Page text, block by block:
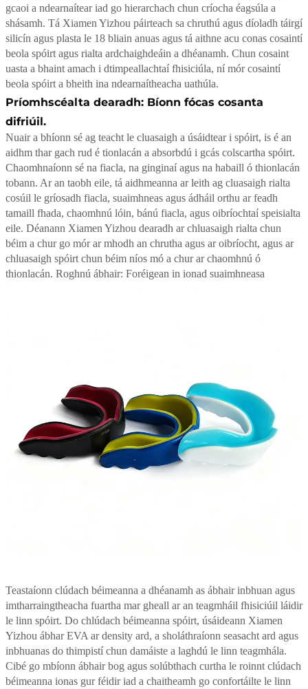
gcaoi a ndearnaítear iad go hierarchach chun críocha éagsúla a
shásamh. Tá Xiamen Yizhou páirteach sa chruthú agus díoladh táirgí
silicín agus plasta le 18 bliain anuas agus tá aithne acu conas cosaintí
beola spóirt agus rialta ardchaighdeáin a dhéanamh. Chun cosaint
uasta a bhaint amach i dtimpeallachtaí fhisiciúla, ní mór cosaintí
beola spóirt a bheith ina ndearnaítheacha uathúla.
Príomhscéalta dearadh: Bíonn fócas cosanta
difriúil.
Nuair a bhíonn sé ag teacht le cluasaigh a úsáidtear i spóirt, is é an
aidhm thar gach rud é tionlacán a absorbdú i gcás colscartha spóirt.
Chaomhnaíonn sé na fiacla, na ginginaí agus na habaill ó thionlacán
tobann. Ar an taobh eile, tá aidhmeanna ar leith ag cluasaigh rialta
cosúil le gríosadh fiacla, suaimhneas agus ádháil orthu ar feadh
tamaill fhada, chaomhnú lóin, bánú fiacla, agus oibríochtaí speisialta
eile. Déanann Xiamen Yizhou dearadh ar chluasaigh rialta chun
béim a chur go mór ar mhodh an chrutha agus ar oibríocht, agus ar
chluasaigh spóirt chun béim níos mó a chur ar chaomhnú ó
thionlacán. Roghnú ábhair: Foréigean in ionad suaimhneasa
Teastaíonn clúdach béimeanna a dhéanamh as ábhair inbhuan agus
imtharraingtheacha fuartha mar gheall ar an teagmháil fhisiciúil láidir
le linn spóirt. Do chlúdach béimeanna spóirt, úsáideann Xiamen
Yizhou ábhar EVA ar density ard, a sholáthraíonn seasacht ard agus
inbhuanas do thimpistí chun damáiste a laghdú le linn teagmhála.
Cibé go mbíonn ábhair bog agus solúbthach curtha le roinnt clúdach
béimeanna ionas gur féidir iad a chaitheamh go confortáilte le linn